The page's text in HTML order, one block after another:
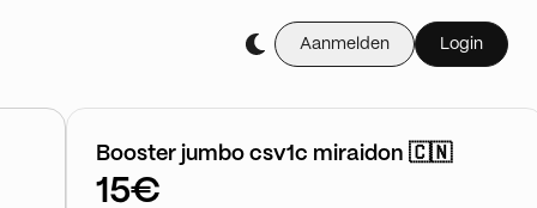
Aanmelden Login
Booster jumbo csv1c miraidon 🇨🇳
15€